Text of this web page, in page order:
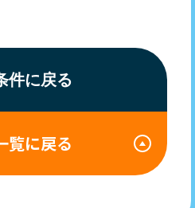
件に戻る
覧に戻る